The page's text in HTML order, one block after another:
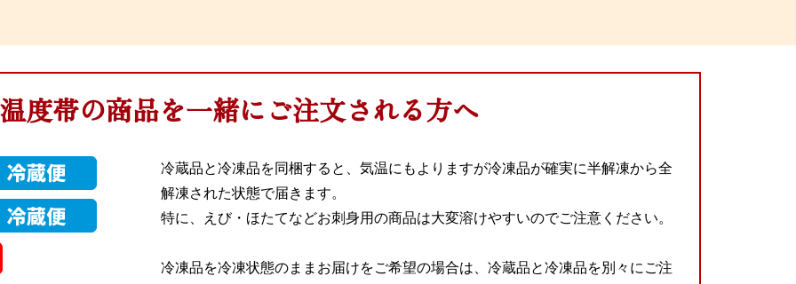
度帯の商品を一緒にご注文される方へ
冷蔵品と冷凍品を同梱すると、気温にもよりますが冷凍品が確実に半解凍から全
解凍された状態で届きます。
特に、えび・ほたてなどお刺身用の商品は大変溶けやすいのでご注意ください。
冷凍品を冷凍状態のままお届けをご希望の場合は、冷蔵品と冷凍品を別々にご注